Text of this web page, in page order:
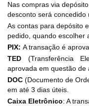
Nas compras via
desconto será concedido
As contas para depósito
pedido, quando escolher
PIX: A transação é
TED (Transferência
aprovada em questão de
DOC (Documento de
em até 3 dias úteis.
Caixa Eletrônico: A